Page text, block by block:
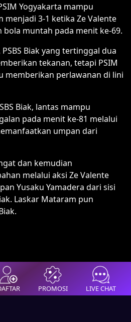
Yogyakarta mampu
3-1 ketika Ze Valente
muntah pada menit ke-69.
Biak yang tertinggal dua
tekanan, tetapi PSIM
memberikan perlawanan di lini
Biak, lantas mampu
pada menit ke-81 melalui
umpan dari
dan kemudian
melalui aksi Ze Valente
Yusaku Yamadera dari sisi
Laskar Mataram pun
PROMOSI LIVE CHAT